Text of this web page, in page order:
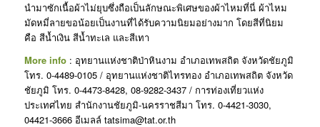
นำมาซักเนื้อผ้าไม่ยุบซึ่งถือเป็นลักษณะพิเศษของผ้าไหมที่นี่ ผ้าไหม
มัดหมี่ลายขอน้อยเป็นงานที่ได้รับความนิยมอย่างมาก โดยสีที่นิยม
คือ สีน้ำเงิน สีน้ำทะเล และสีเทา
More info: อุทยานแห่งชาติป่าหินงาม อำเภอเทพสถิต จังหวัดชัยภูมิ
โทร. 0-4489-0105 / อุทยานแห่งชาติไทรทอง อำเภอเทพสถิต จังหวัด
ชัยภูมิ โทร. 0-4473-8428, 08-9282-3437 / การท่องเที่ยวแห่ง
ประเทศไทย สำนักงานชัยภูมิ-นครราชสีมา โทร. 0-4421-3030,
04421-3666 อีเมลล์ tatsima@tat.or.th